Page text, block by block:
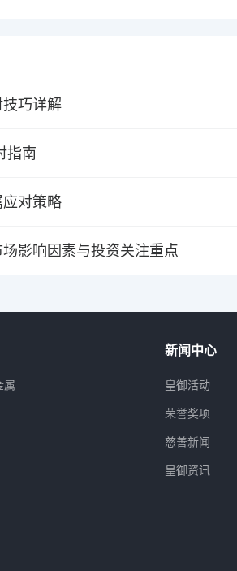
巧详解
指南
对策略
影响因素与投资关注重点
属
新闻中心
皇御活动
荣誉奖项
慈善新闻
皇御资讯